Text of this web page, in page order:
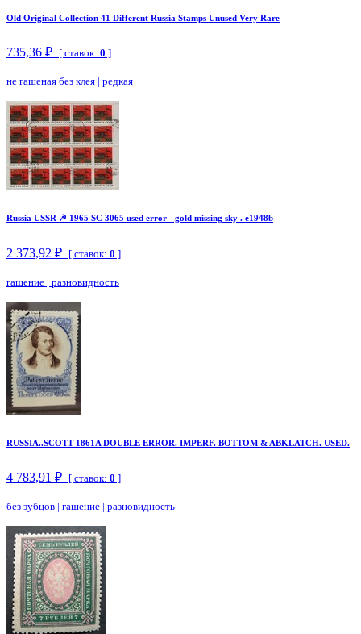
Old Original Collection 41 Different Russia Stamps Unused Very Rare
735,36 ₽ [ ставок: 0 ]
не гашеная без клея | редкая
Russia USSR ☭ 1965 SC 3065 used error - gold missing sky . e1948b
2 373,92 ₽ [ ставок: 0 ]
гашение | разновидность
RUSSIA..SCOTT 1861A DOUBLE ERROR. IMPERF. BOTTOM & ABKLATCH. USED.
4 783,91 ₽ [ ставок: 0 ]
без зубцов | гашение | разновидность